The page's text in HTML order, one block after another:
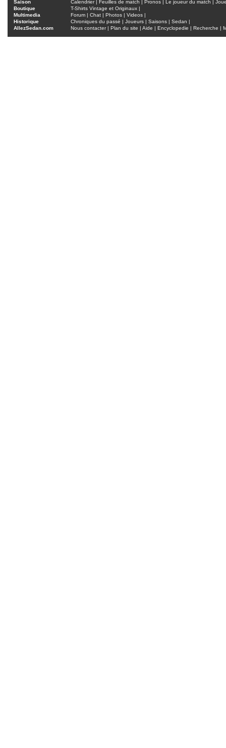
Saison Calendrier| Feuilles de match Pronos Le joueur du match
Boutique
T-Shirts Vintage et Originaux |
Multimedia
Forum | Chat | Photos | Videos |
Historique
Chroniques du passé | Joueurs | Saisons | Sedan |
AllezSedan.com
Nous contacter| Plan du site | Aide | Encyclopedie | Recherche |